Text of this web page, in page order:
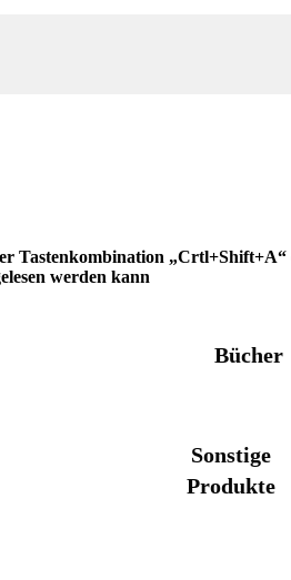
Tastenkombination
werden kann
Bücher
Sonstige
Produkte